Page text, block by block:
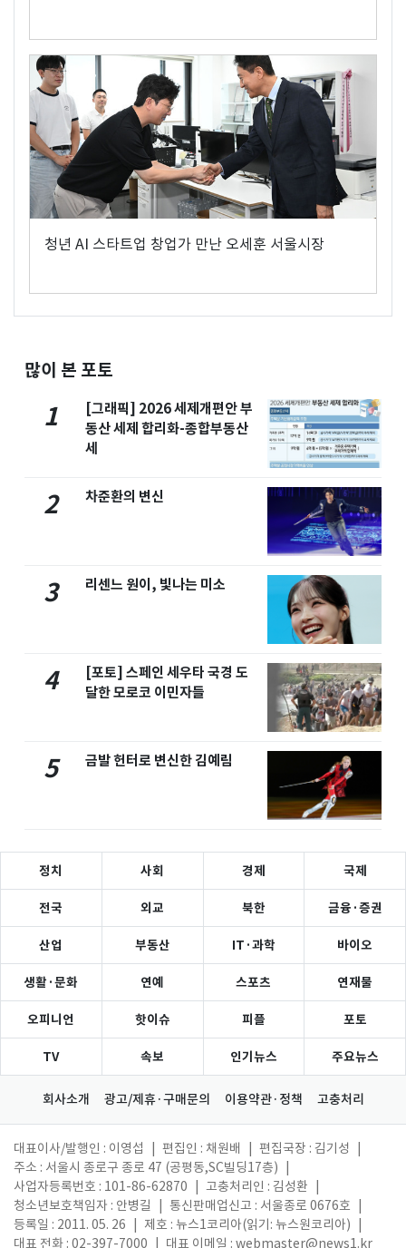
청년 AI 스타트업 창업가 만난 오세훈 서울시장
많이 본 포토
1
[그래픽] 2026 세제개편안 부
동산 세제 합리화-종합부동산
세
2 차준환의 변신
3 리센느 원이, 빛나는 미소
4
[포토] 스페인 세우타 국경 도
달한 모로코 이민자들
5 금발 헌터로 변신한 김예림
정치 사회 경제 국제
전국 외교 북한 금융·증권
산업 부동산 IT·과학 바이오
생활·문화 연예 스포츠 연재물
오피니언 핫이슈 피플 포토
TV 속보 인기뉴스 주요뉴스
회사소개 광고/제휴·구매문의 이용약관·정책 고충처리
대표이사/발행인 : 이영섭 편집인 : 채원배 편집국장 : 김기성
주소 : 서울시 종로구 종로 47 (공평동,SC빌딩17층)
사업자등록번호 : 101-86-62870
고충처리인 : 김성환
청소년보호책임자 : 안병길
통신판매업신고 : 서울종로 0676호
등록일 : 2011. 05. 26
제호 : 뉴스1코리아(읽기: 뉴스원코리아)
대표 전화 : 02-397-7000
대표 이메일 : webmaster@news1.kr